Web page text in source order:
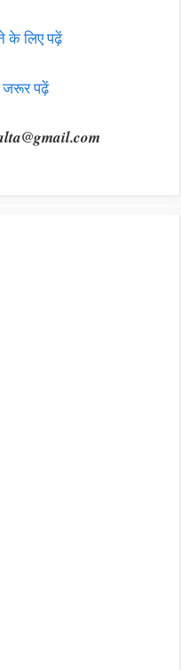
के लिए पढ़ें
जरूर पढ़ें